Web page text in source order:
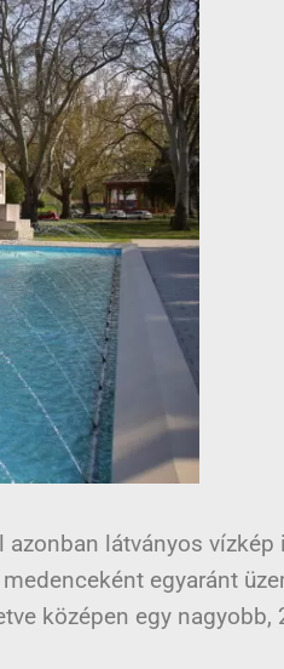
látványos
egyaránt
középen egy nagyobb,